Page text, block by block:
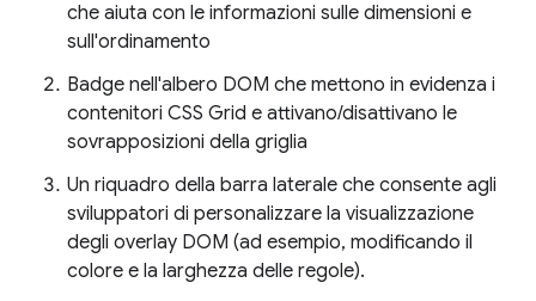
che aiuta con le informazioni sulle dimensioni e
sull'ordinamento
Badge nell'albero DOM che mettono in evidenza i
contenitori CSS Grid e attivano/disattivano le
sovrapposizioni della griglia
Un riquadro della barra laterale che consente agli
sviluppatori di personalizzare la visualizzazione
degli overlay DOM (ad esempio, modificando il
colore e la larghezza delle regole).